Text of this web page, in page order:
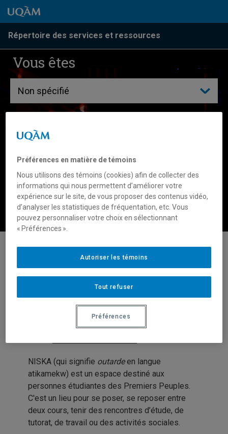
Passer au contenu
Accéder au menu principal
Accéder à la recherche
Passer au contenu
Accéder au menu principal
Répertoire des services et ressources
Vous êtes
Que cherchez-vous?
Résultats par :
Mots-clés Unités administratives
Services à la réussite et à la vie étudiante
NISKA (qui signifie outardeen langue
atikamekw) est un espace destiné aux
personnes étudiantes des Premiers Peuples.
C'est un lieu pour se poser, se reposer entre
deux cours, tenir des rencontres d’étude, de
tutorat, de travail ou des activités sociales.
Préférences en matière de témoins
Nous utilisons des témoins (cookies) afin de collecter des
informations qui nous permettent d’améliorer votre
expérience sur le site, de vous proposer des contenus vidéo,
d’analyser les statistiques de fréquentation, etc. Vous
pouvez personnaliser votre choix en sélectionnant
« Préférences ».
Tout refuser
Autoriser les témoins
Préférences